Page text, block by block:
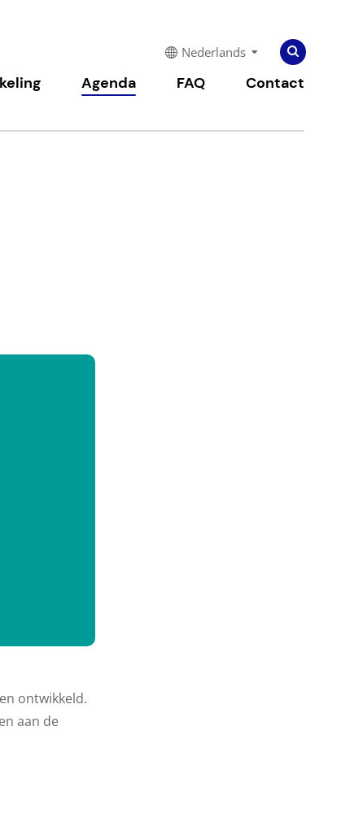
Nederlands
Zoeken
naar:
Zoeken
Agenda FAQ Contact
ontwikkeld.
aan de